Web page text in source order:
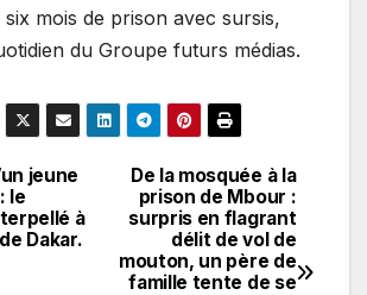
mois de prison avec sursis,
du Groupe futurs médias.
De la mosquée à la
prison de Mbour :
surpris en flagrant
délit de vol de
mouton, un père de
famille tente de se
jeune
le
à
Dakar.